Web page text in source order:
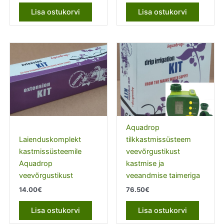
Lisa ostukorvi Lisa ostukorvi
Laienduskomplekt
kastmissüsteemile
Aquadrop
veevõrgustikust
14.00€
Lisa ostukorvi
Aquadrop
tilkkastmissüsteem
veevõrgustikust
kastmise ja
veeandmise taimeriga
76.50€
Lisa ostukorvi